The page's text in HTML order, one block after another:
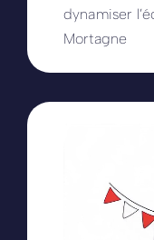
dynamiser
Mortagne